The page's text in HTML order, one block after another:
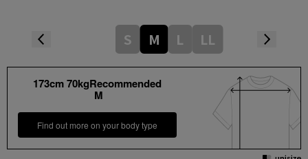
S M L LL
173cm 70kgRecommended
M
Find out more on your body type